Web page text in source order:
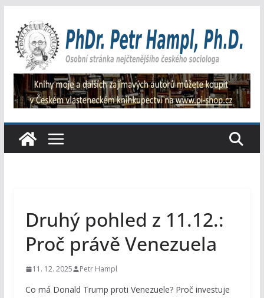
obsah
Druhý pohled z 11.12.:
Proč právě Venezuela
11. 12. 2025 Petr Hampl
Co má Donald Trump proti Venezuele? Proč investuje